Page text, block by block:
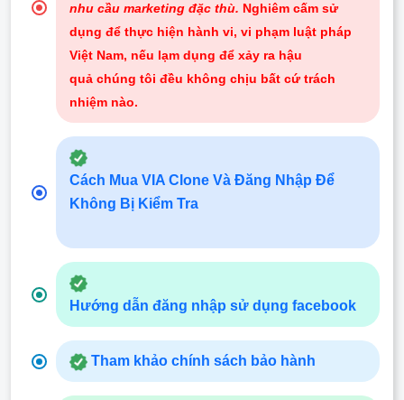
nhu cầu marketing đặc thù. Nghiêm cấm sử
dụng để thực hiện hành vi, vi phạm luật pháp
Việt Nam, nếu lạm dụng để xảy ra hậu
quả chúng tôi đều không chịu bất cứ trách
nhiệm nào.
Cách Mua VIA Clone Và Đăng Nhập Để
Không Bị Kiểm Tra
Hướng dẫn đăng nhập sử dụng facebook
Tham khảo chính sách bảo hành